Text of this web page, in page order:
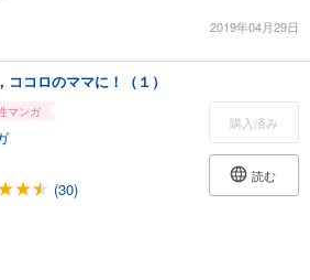
2019年04月29日
ココロのママに！（１）
マンガ
(30)
購入済み
読む